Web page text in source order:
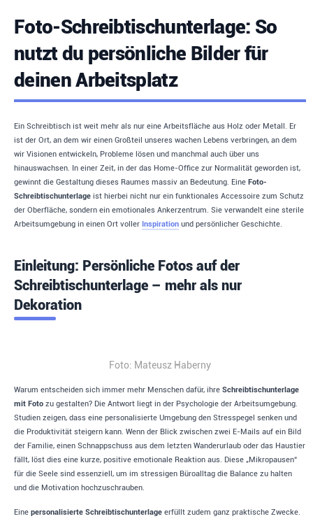
Foto-Schreibtischunterlage: So
nutzt du persönliche Bilder für
deinen Arbeitsplatz
Ein Schreibtisch ist weit mehr als nur eine Arbeitsfläche aus Holz oder Metall. Er
ist der Ort, an dem wir einen Großteil unseres wachen Lebens verbringen, an dem
wir Visionen entwickeln, Probleme lösen und manchmal auch über uns
hinauswachsen. In einer Zeit, in der das Home-Office zur Normalität geworden ist,
gewinnt die Gestaltung dieses Raumes massiv an Bedeutung. Eine Foto-
Schreibtischunterlage ist hierbei nicht nur ein funktionales Accessoire zum Schutz
der Oberfläche, sondern ein emotionales Ankerzentrum. Sie verwandelt eine sterile
Arbeitsumgebung in einen Ort voller Inspiration und persönlicher Geschichte.
Einleitung: Persönliche Fotos auf der
Schreibtischunterlage – mehr als nur
Dekoration
Foto: Mateusz Haberny
Warum entscheiden sich immer mehr Menschen dafür, ihre Schreibtischunterlage
mit Foto zu gestalten? Die Antwort liegt in der Psychologie der Arbeitsumgebung.
Studien zeigen, dass eine personalisierte Umgebung den Stresspegel senken und
die Produktivität steigern kann. Wenn der Blick zwischen zwei E-Mails auf ein Bild
der Familie, einen Schnappschuss aus dem letzten Wanderurlaub oder das Haustier
fällt, löst dies eine kurze, positive emotionale Reaktion aus. Diese „Mikropausen“
für die Seele sind essenziell, um im stressigen Büroalltag die Balance zu halten
und die Motivation hochzuschrauben.
Eine personalisierte Schreibtischunterlage erfüllt zudem ganz praktische Zwecke.